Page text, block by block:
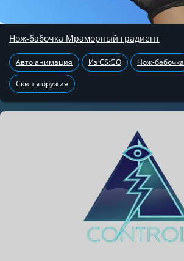
Нож-бабочка Мраморный градиент
Авто анимация Из CS:GO Нож-бабочка
Скины оружия